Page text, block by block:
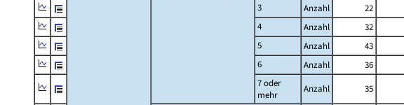
3
Anzahl 22
4
Anzahl 32
5
Anzahl 43
6
Anzahl 36
7 oder
mehr
Anzahl 35